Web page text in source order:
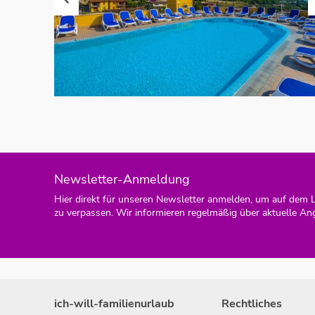
Newsletter-Anmeldung
Hier direkt für unseren Newsletter anmelden, um auf dem
zu verpassen. Wir informieren regelmäßig über aktuelle
ich-will-familienurlaub Rechtliches